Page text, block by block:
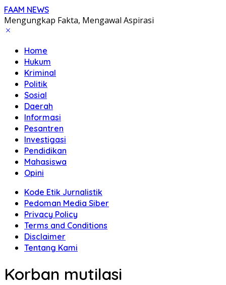
FAAM NEWS
Mengungkap Fakta, Mengawal Aspirasi
Home
Hukum
Kriminal
Politik
Sosial
Daerah
Informasi
Pesantren
Investigasi
Pendidikan
Mahasiswa
Opini
Kode Etik Jurnalistik
Pedoman Media Siber
Privacy Policy
Terms and Conditions
Disclaimer
Tentang Kami
Korban mutilasi